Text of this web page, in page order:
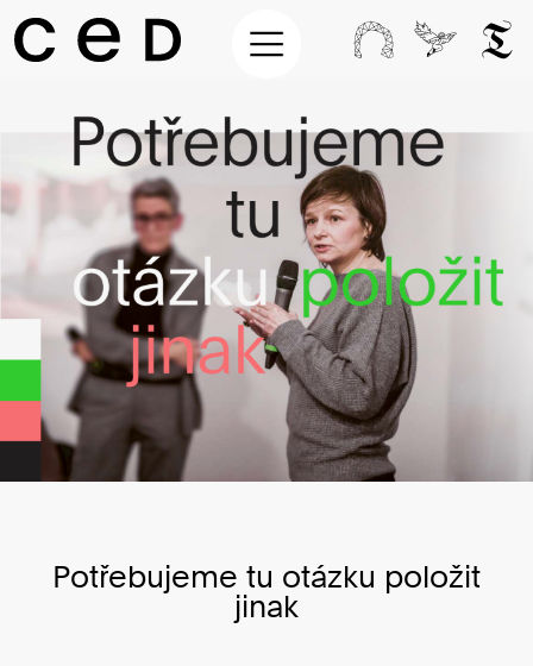
Potřebujeme tu otázku položit
jinak